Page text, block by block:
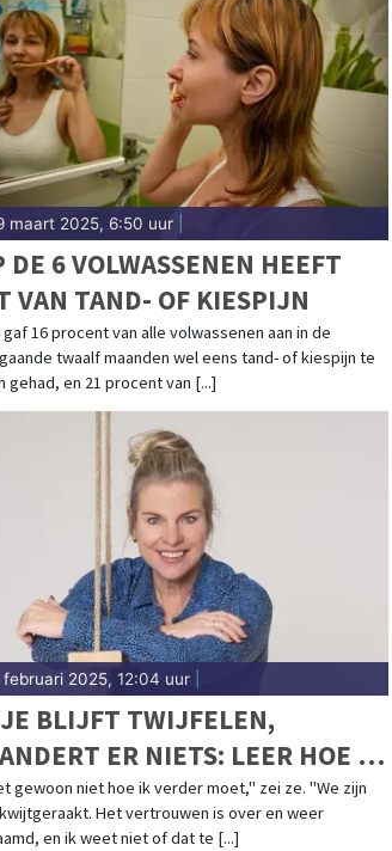
maart 2025, 6:50 uur
DE 6 VOLWASSENEN HEEFT
VAN TAND- OF KIESPIJN
gaf 16 procent van alle volwassenen aan in de
twaalf maanden wel eens tand- of kiespijn te
gehad, en 21 procent van [...]
februari 2025, 12:04 uur
BLIJFT TWIJFELEN,
ER NIETS: LEER HOE JE
WEER KUNT VERTROUWEN
gewoon niet hoe ik verder moet," zei ze. "We zijn
Het vertrouwen is over en weer
en ik weet niet of dat te [...]